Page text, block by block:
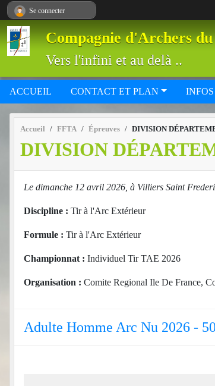
Compagnie d'Archers du
Vers l'infini et au delà ..
ACCUEIL CONTACT ET PLAN
Accueil FFTA Épreuves DIVISION
DIVISION
Le dimanche 12 avril 2026, à Villiers Saint
Discipline : Tir à l'Arc Extérieur
Formule : Tir à l'Arc Extérieur
Championnat : Individuel Tir TAE 2026
Organisation : Comite Regional Ile De France,
Adulte Homme Arc Nu 2026 -
Se connecter
Panneau de gestion des cookies